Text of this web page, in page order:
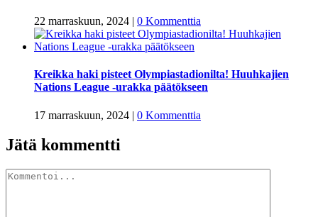
22 marraskuun, 2024 | 0 Kommenttia
Kreikka haki pisteet Olympiastadionilta! Huuhkajien
Nations League -urakka päätökseen
17 marraskuun, 2024 | 0 Kommenttia
Jätä kommentti
Kommentti